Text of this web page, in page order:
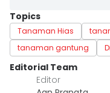
Topics
Tanaman Hias
tanaman gantung
Editorial Team
Editor